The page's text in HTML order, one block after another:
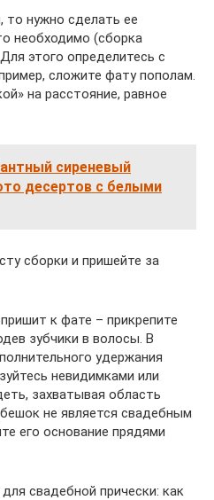
то нужно сделать ее
необходимо (сборка
этого определитесь с
сложите фату пополам.
на расстояние, равное
сиреневый
десертов с белыми
сборки и пришейте за
к фате – прикрепите
зубчики в волосы. В
удержания
невидимками или
захватывая область
не является свадебным
его основание прядями
свадебной прически: как